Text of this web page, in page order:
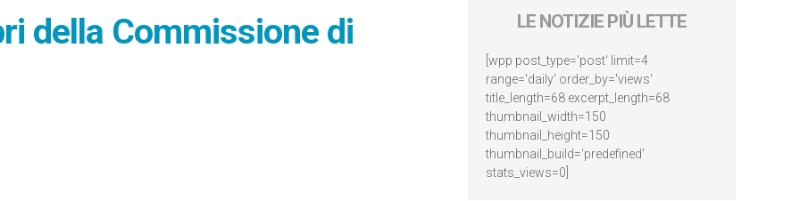
della Commissione di
LE NOTIZIE PIÙ LETTE
[wpp post_type='post' limit=4
range='daily' order_by='views'
title_length=68 excerpt_length=68
thumbnail_width=150
thumbnail_height=150
thumbnail_build='predefined'
stats_views=0]